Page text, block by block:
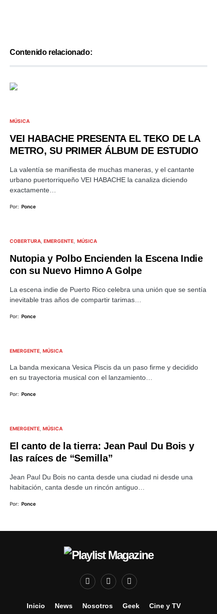
Contenido relacionado:
MÚSICA
VEI HABACHE PRESENTA EL TEKO DE LA
METRO, SU PRIMER ÁLBUM DE ESTUDIO
La valentía se manifiesta de muchas maneras, y el cantante
urbano puertorriqueño VEI HABACHE la canaliza diciendo
exactamente…
Por: Ponce
COBERTURA EMERGENTE MÚSICA
Nutopia y Polbo Encienden la Escena Indie
con su Nuevo Himno A Golpe
La escena indie de Puerto Rico celebra una unión que se sentía
inevitable tras años de compartir tarimas…
Por: Ponce
EMERGENTE MÚSICA
La banda mexicana Vesica Piscis da un paso firme y decidido
en su trayectoria musical con el lanzamiento…
Por: Ponce
EMERGENTE MÚSICA
El canto de la tierra: Jean Paul Du Bois y
las raíces de “Semilla”
Jean Paul Du Bois no canta desde una ciudad ni desde una
habitación, canta desde un rincón antiguo…
Por: Ponce
Inicio News Nosotros Geek Cine y TV